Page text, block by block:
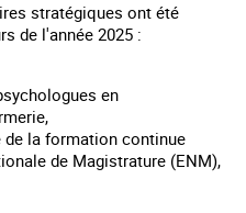
stratégiques ont été
de l'année 2025 :
en
la formation continue
de Magistrature (ENM),